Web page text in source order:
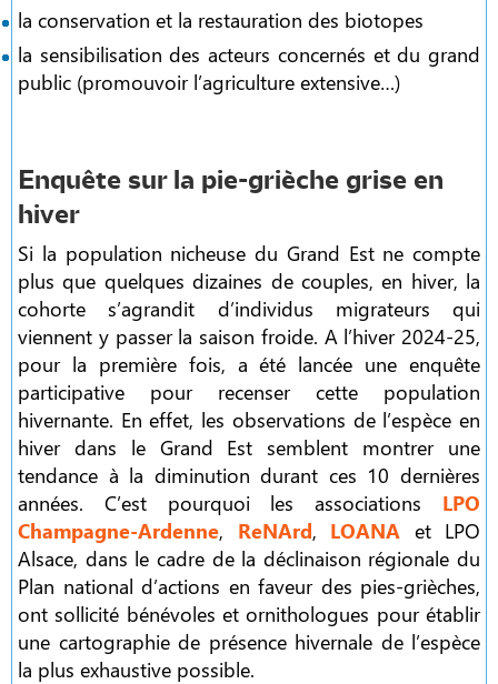
la conservation et la restauration des biotopes
la sensibilisation des acteurs concernés et du grand
public (promouvoir l’agriculture extensive…)
Enquête sur la pie-grièche grise en
hiver
Si la population nicheuse du Grand Est ne compte
plus que quelques dizaines de couples, en hiver, la
cohorte s’agrandit d’individus migrateurs qui
viennent y passer la saison froide. A l’hiver 2024-25,
pour la première fois, a été lancée une enquête
participative pour recenser cette population
hivernante. En effet, les observations de l’espèce en
hiver dans le Grand Est semblent montrer une
tendance à la diminution durant ces 10 dernières
années. C’est pourquoi les associations LPO
Champagne-Ardenne, ReNArd, LOANA et LPO
Alsace, dans le cadre de la déclinaison régionale du
Plan national d’actions en faveur des pies-grièches,
ont sollicité bénévoles et ornithologues pour établir
une cartographie de présence hivernale de l’espèce
la plus exhaustive possible.